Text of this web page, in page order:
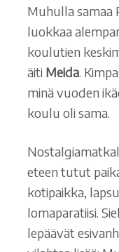
Muhulla samaa
luokkaa
koulutien
äiti Meida.
minä vuoden
koulu oli sama.
eteen tutut
kotipaikka,
lomaparatiisi.
lepäävät